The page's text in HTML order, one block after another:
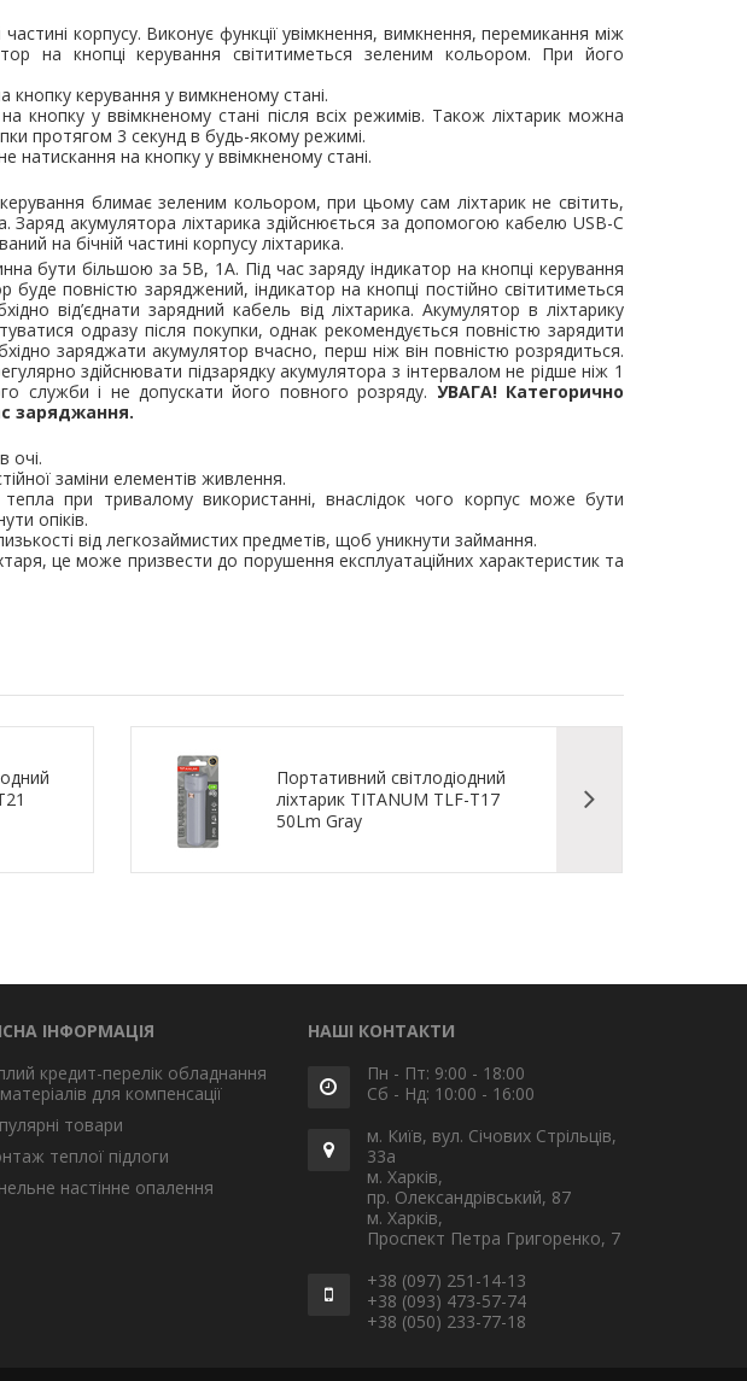
корпусу. Виконує функції увімкнення, вимкнення, перемикання між
на кнопці керування світитиметься зеленим кольором. При його
кнопку керування у вимкненому стані.
кнопку у ввімкненому стані після всіх режимів. Також ліхтарик можна
протягом 3 секунд в будь-якому режимі.
натискання на кнопку у ввімкненому стані.
блимає зеленим кольором, при цьому сам ліхтарик не світить,
акумулятора ліхтарика здійснюється за допомогою кабелю USB-C
на бічній частині корпусу ліхтарика.
бути більшою за 5В, 1A. Під час заряду індикатор на кнопці керування
повністю заряджений, індикатор на кнопці постійно світитиметься
від’єднати зарядний кабель від ліхтарика. Акумулятор в ліхтарику
одразу після покупки, однак рекомендується повністю зарядити
заряджати акумулятор вчасно, перш ніж він повністю розрядиться.
здійснювати підзарядку акумулятора з інтервалом не рідше ніж 1
служби і не допускати його повного розряду. УВАГА! Категорично
заряджання.
очі.
заміни елементів живлення.
при тривалому використанні, внаслідок чого корпус може бути
опіків.
від легкозаймистих предметів, щоб уникнути займання.
це може призвести до порушення експлуатаційних характеристик та
Портативний світлодіодний
ліхтарик TITANUM TLF-T17
50Lm Gray
ІНФОРМАЦІЯ
кредит-перелік обладнання
для компенсації
товари
теплої підлоги
настінне опалення
НАШІ КОНТАКТИ
Пн - Пт: 9:00 - 18:00
Сб - Нд: 10:00 - 16:00
м. Київ, вул. Січових Стрільців,
33а
м. Харків,
пр. Олександрівський, 87
м. Харків,
Проспект Петра Григоренко, 7
+38 (097) 251-14-13
+38 (093) 473-57-74
+38 (050) 233-77-18